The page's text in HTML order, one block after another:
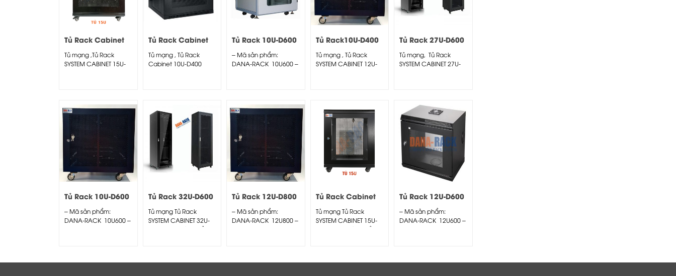
Tủ Rack Cabinet
15U-D800 Màu
Đen – Cửa Lưới
Tủ mạng ,Tủ Rack
SYSTEM CABINET 15U-
Tủ Rack Cabinet
10U-D400
Tower/Wallmount
Tủ mạng , Tủ Rack
Cabinet 10U-D400
Tủ Rack 10U-D600
(Treo Tường) Màu
Kem – Cửa Mica
– Mã sản phẩm:
DANA-RACK 10U600 –
Tủ Rack10U-D400
Màu Đen – Cửa
Lưới
Tủ mạng , Tủ Rack
SYSTEM CABINET 12U-
Tủ Rack 27U-D600
Màu Đen – Cửa
Lưới
Tủ mạng, Tủ Rack
SYSTEM CABINET 27U-
Tủ Rack 10U-D600
Màu Đen
– Mã sản phẩm:
DANA-RACK 10U600 –
Tủ Rack 32U-D600
Màu Đen – Cửa
Lưới
Tủ mạng Tủ Rack
SYSTEM CABINET 32U-
D600 – Mã sản phẩm:
Tủ Rack 12U-D800
Màu Đen – Cửa
Lưới
– Mã sản phẩm:
DANA-RACK 12U800 –
Tủ Rack Cabinet
15U-D800 (Treo
Tường) Màu Đen –
Tủ mạng Tủ Rack
SYSTEM CABINET 15U-
D800 – Mã sản phẩm:
Tủ Rack 12U-D600
Màu Đen – Cửa
Mica
– Mã sản phẩm:
DANA-RACK 12U600 –